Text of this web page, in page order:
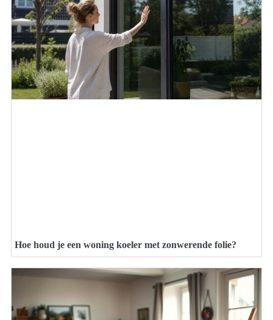
Hoe houd je een woning koeler met zonwerende folie?